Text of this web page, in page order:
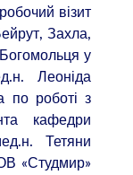
візит
Захла,
у
Леоніда
по роботі з
кафедри
Тетяни
«Студмир»